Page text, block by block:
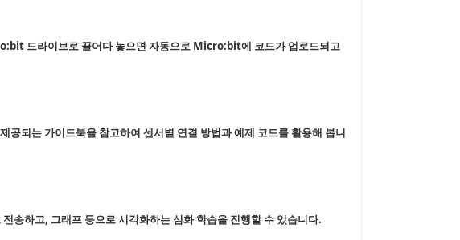
드라이브로 끌어다 놓으면 자동으로 Micro:bit에 코드가 업로드되고
되는 가이드북을 참고하여 센서별 연결 방법과 예제 코드를 활용해 봅니
송하고, 그래프 등으로 시각화하는 심화 학습을 진행할 수 있습니다.